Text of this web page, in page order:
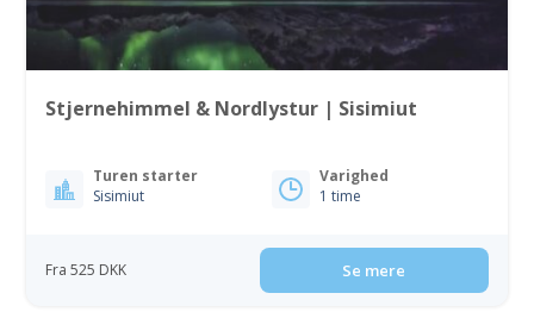
Stjernehimmel & Nordlystur | Sisimiut
Turen starter
Sisimiut
Varighed
1 time
Fra 525 DKK Se mere